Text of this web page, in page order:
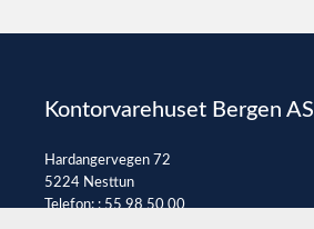
Kontorvarehuset Bergen AS
Hardangervegen 72
5224 Nesttun
Telefon: :55 98 50 00